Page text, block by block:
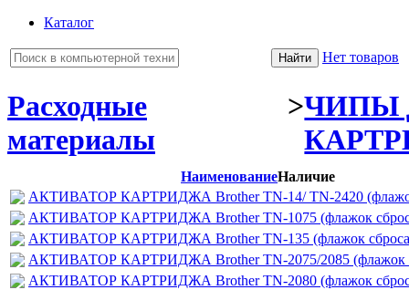
Каталог
Нет товаров
Расходные
материалы
>ЧИПЫ
НаименованиеНаличие
АКТИВАТОР КАРТРИДЖА Brother TN-14/ TN-2420
АКТИВАТОР КАРТРИДЖА Brother TN-1075 (флажок
АКТИВАТОР КАРТРИДЖА Brother TN-135 (флажок
АКТИВАТОР КАРТРИДЖА Brother TN-2075/2085 (флажок
АКТИВАТОР КАРТРИДЖА Brother TN-2080 (флажок